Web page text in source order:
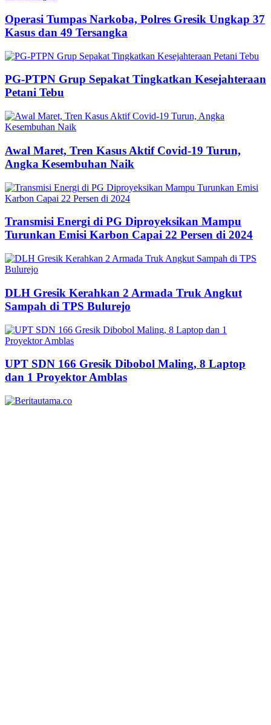
Operasi Tumpas Narkoba, Polres Gresik Ungkap 37
Kasus dan 49 Tersangka
PG-PTPN Grup Sepakat Tingkatkan Kesejahteraan
Petani Tebu
Awal Maret, Tren Kasus Aktif Covid-19 Turun,
Angka Kesembuhan Naik
Transmisi Energi di PG Diproyeksikan Mampu
Turunkan Emisi Karbon Capai 22 Persen di 2024
DLH Gresik Kerahkan 2 Armada Truk Angkut
Sampah di TPS Bulurejo
UPT SDN 166 Gresik Dibobol Maling, 8 Laptop
dan 1 Proyektor Amblas